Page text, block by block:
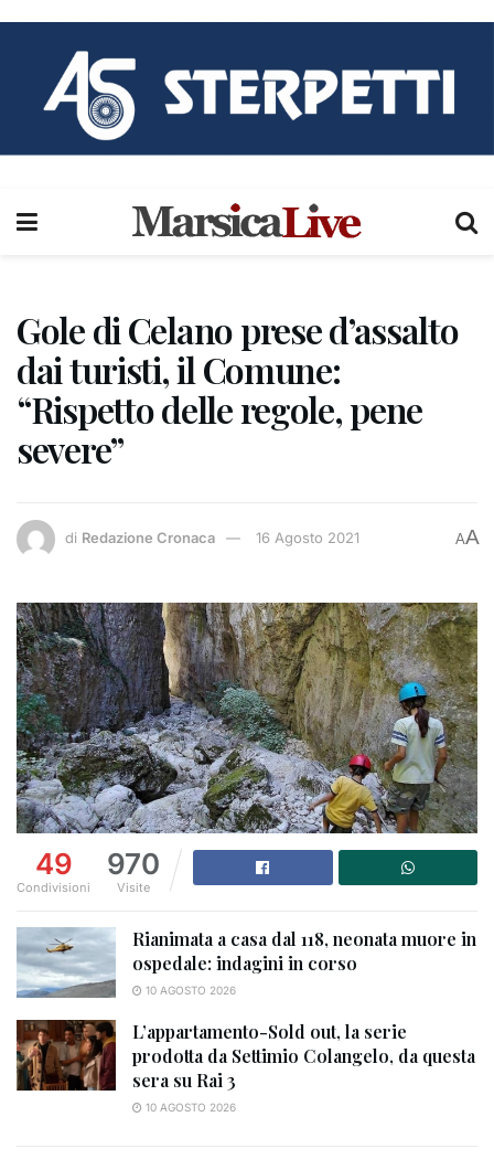
Gole di Celano prese d’assalto
dai turisti, il Comune:
“Rispetto delle regole, pene
severe”
di Redazione Cronaca 16 Agosto 2021 AA
49
Condivisioni
970
Visite
Rianimata a casa dal 118, neonata muore in
ospedale: indagini in corso
10 AGOSTO 2026
L’appartamento-Sold out, la serie
prodotta da Settimio Colangelo, da questa
sera su Rai 3
10 AGOSTO 2026